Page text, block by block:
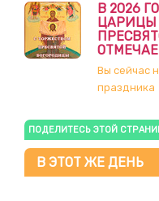
В 2026
ЦАРИЦЫ
Вы сейчас
праздника
ПОДЕЛИТЕСЬ ЭТОЙ
В ЭТОТ ЖЕ ДЕНЬ